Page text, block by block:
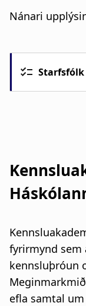
Nánari
fyrirmynd
kennsluþróun
efla samtal